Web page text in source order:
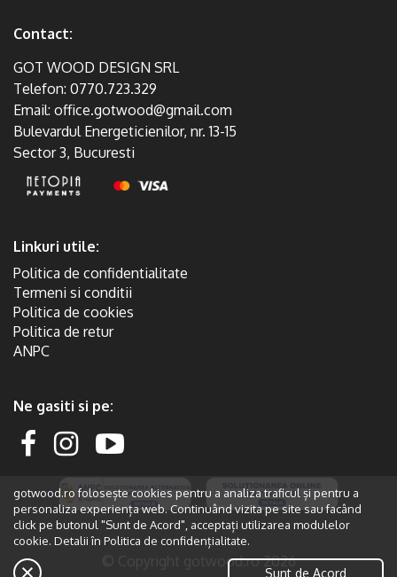
gotwood.ro folosește cookies pentru a analiza traficul și pentru a
personaliza experiența web. Continuând vizita pe site sau facând
click pe butonul "Sunt de Acord", acceptați utilizarea modulelor
cookie. Detalii în Politica de confidențialitate.
Sunt de Acord
Contact:
GOT WOOD DESIGN SRL
Telefon: 0770.723.329
Email: office.gotwood@gmail.com
Bulevardul Energeticienilor, nr. 13-15
Sector 3, Bucuresti
Linkuri utile:
Politica de confidentialitate
Termeni si conditii
Politica de cookies
Politica de retur
ANPC
Ne gasiti si pe:
© Copyright gotwood.ro 2026